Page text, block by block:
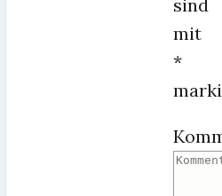
sind
mit
*